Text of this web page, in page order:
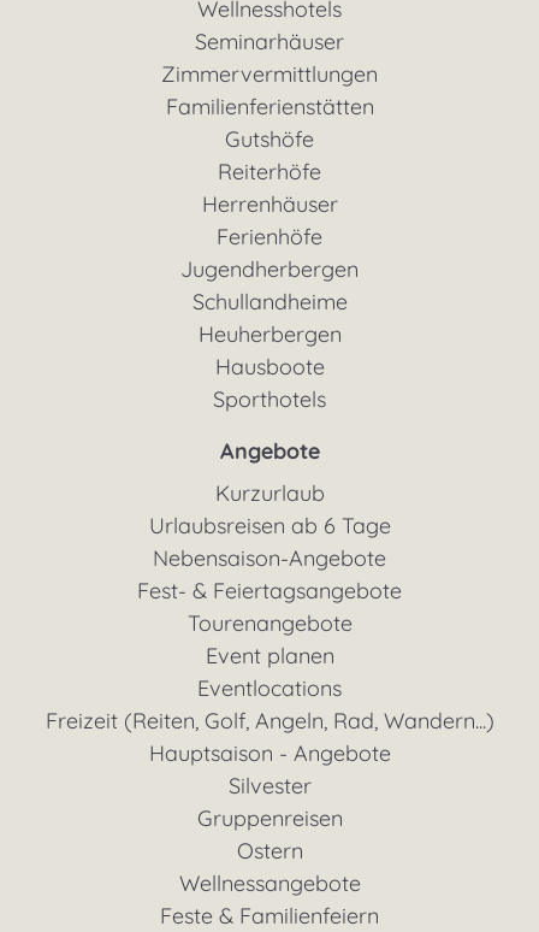
Wellnesshotels
Seminarhäuser
Zimmervermittlungen
Familienferienstätten
Gutshöfe
Reiterhöfe
Herrenhäuser
Ferienhöfe
Jugendherbergen
Schullandheime
Heuherbergen
Hausboote
Sporthotels
Angebote
Kurzurlaub
Urlaubsreisen ab 6 Tage
Nebensaison-Angebote
Fest- & Feiertagsangebote
Tourenangebote
Event planen
Eventlocations
Freizeit (Reiten, Golf, Angeln, Rad, Wandern...)
Hauptsaison - Angebote
Silvester
Gruppenreisen
Ostern
Wellnessangebote
Feste & Familienfeiern